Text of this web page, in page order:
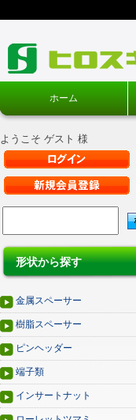
ホーム
ようこそ ゲスト 様
形状から探す
金属スペーサー
樹脂スペーサー
ピンヘッダー
端子類
インサートナット